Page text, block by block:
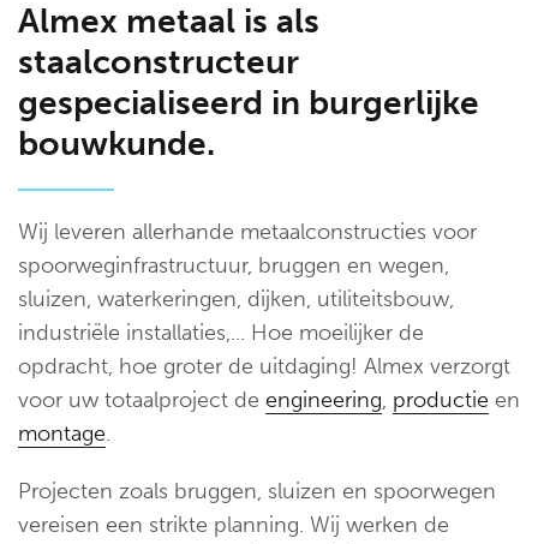
Almex metaal is als
staalconstructeur
gespecialiseerd in burgerlijke
bouwkunde.
Wij leveren allerhande metaalconstructies voor
spoorweginfrastructuur, bruggen en wegen,
sluizen, waterkeringen, dijken, utiliteitsbouw,
industriële installaties,... Hoe moeilijker de
opdracht, hoe groter de uitdaging! Almex verzorgt
voor uw totaalproject de engineering, productie en
montage.
Projecten zoals bruggen, sluizen en spoorwegen
vereisen een strikte planning. Wij werken de